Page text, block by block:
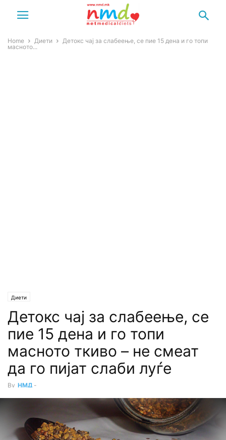
Home Диети
Детокс чај за слабеење, се пие 15 дена и го топи
масното...
Диети
Детокс чај за слабеење, се
пие 15 дена и го топи
масното ткиво – не смеат
да го пијат слаби луѓе
By НМД -